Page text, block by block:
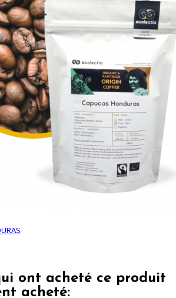
ont acheté ce produit
acheté: